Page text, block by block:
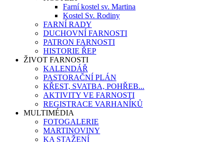
Farní kostel sv. Martina
Kostel Sv. Rodiny
FARNÍ RADY
DUCHOVNÍ FARNOSTI
PATRON FARNOSTI
HISTORIE ŘEP
ŽIVOT FARNOSTI
KALENDÁŘ
PASTORAČNÍ PLÁN
KŘEST, SVATBA, POHŘEB...
AKTIVITY VE FARNOSTI
REGISTRACE VARHANÍKŮ
MULTIMÉDIA
FOTOGALERIE
MARTINOVINY
KA STAŽENÍ